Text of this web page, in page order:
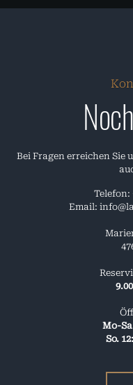
Bei Fragen erreichen Sie
Telefon:
Email:
Mo-
So.